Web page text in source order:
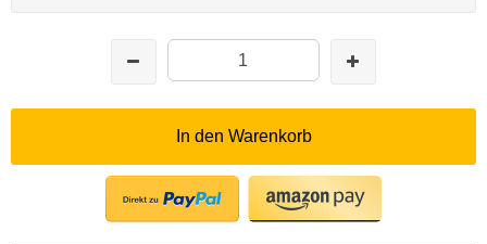
In den Warenkorb